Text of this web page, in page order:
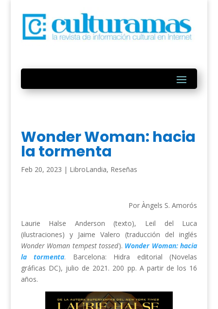
Wonder Woman: hacia
la tormenta
Feb 20, 2023 | LibroLandia, Reseñas
Por Àngels S. Amorós
Laurie Halse Anderson (texto), Leil del Luca
(ilustraciones) y Jaime Valero (traducción del inglés
Wonder Woman tempest tossed). Wonder Woman: hacia
la tormenta. Barcelona: Hidra editorial (Novelas
gráficas DC), julio de 2021. 200 pp. A partir de los 16
años.